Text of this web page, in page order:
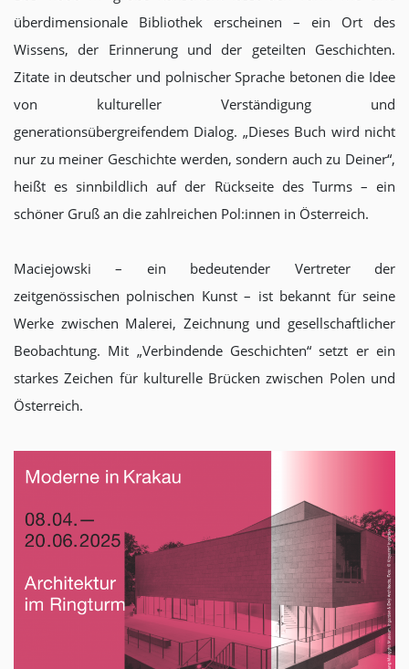
überdimensionale Bibliothek erscheinen – ein Ort des
Wissens, der Erinnerung und der geteilten Geschichten.
Zitate in deutscher und polnischer Sprache betonen die Idee
von kultureller Verständigung und
generationsübergreifendem Dialog. „Dieses Buch wird nicht
nur zu meiner Geschichte werden, sondern auch zu Deiner“,
heißt es sinnbildlich auf der Rückseite des Turms – ein
schöner Gruß an die zahlreichen Pol:innen in Österreich.
Maciejowski – ein bedeutender Vertreter der
zeitgenössischen polnischen Kunst – ist bekannt für seine
Werke zwischen Malerei, Zeichnung und gesellschaftlicher
Beobachtung. Mit „Verbindende Geschichten“ setzt er ein
starkes Zeichen für kulturelle Brücken zwischen Polen und
Österreich.